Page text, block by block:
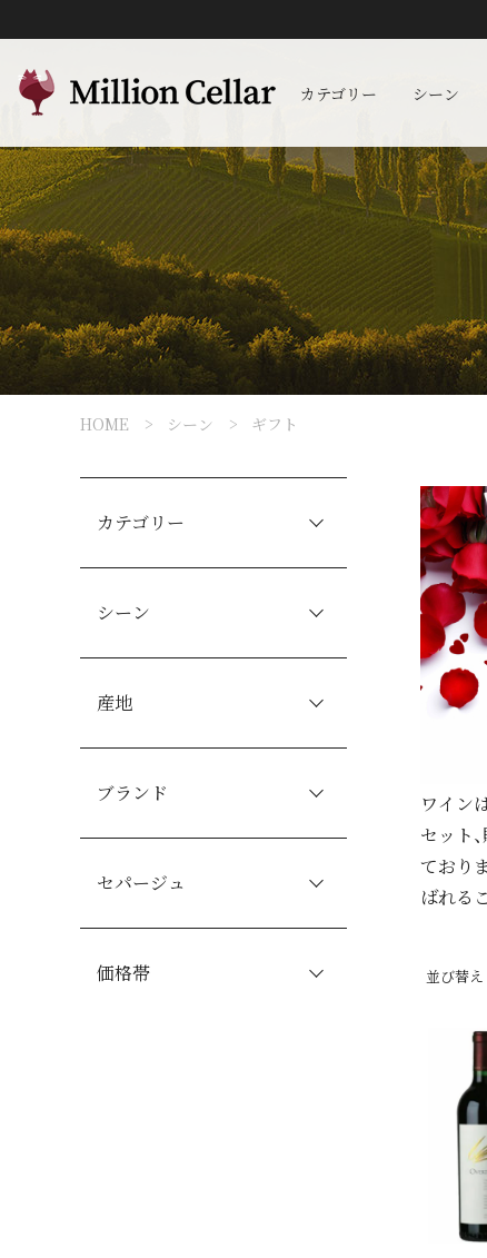
カテゴリー シーン
HOME シーン ギフト
カテゴリー
シーン
産地
ブランド
セパージュ
価格帯
ワイン
セット
ており
ばれる
並び替え